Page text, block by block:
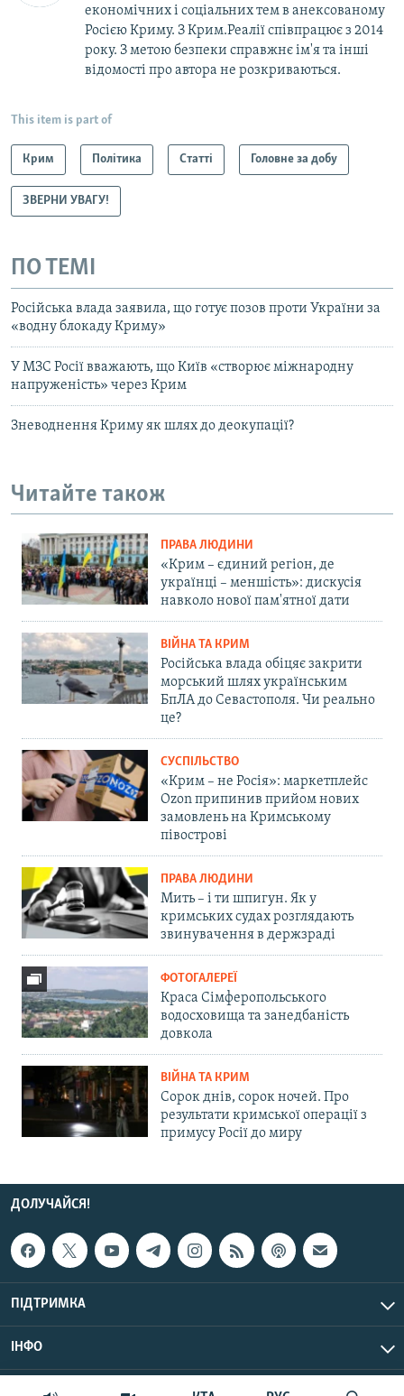
економічних і соціальних тем в анексованому
Росією Криму. З Крим.Реалії співпрацює з 2014
року. З метою безпеки справжнє ім'я та інші
відомості про автора не розкриваються.
This item is part of
Крим Політика Статті Головне за добу
ЗВЕРНИ УВАГУ!
ПО ТЕМІ
Російська влада заявила, що готує позов проти України за
«водну блокаду Криму»
У МЗС Росії вважають, що Київ «створює міжнародну
напруженість» через Крим
Зневоднення Криму як шлях до деокупації?
Читайте також
ПРАВА ЛЮДИНИ
«Крим – єдиний регіон, де
українці – меншість»: дискусія
навколо нової пам'ятної дати
ВІЙНА ТА КРИМ
Російська влада обіцяє закрити
морський шлях українським
БпЛА до Севастополя. Чи реально
це?
СУСПІЛЬСТВО
«Крим – не Росія»: маркетплейс
Ozon припинив прийом нових
замовлень на Кримському
півострові
ПРАВА ЛЮДИНИ
Мить – і ти шпигун. Як у
кримських судах розглядають
звинувачення в держзраді
ФОТОГАЛЕРЕЇ
Краса Сімферопольського
водосховища та занедбаність
довкола
ВІЙНА ТА КРИМ
Сорок днів, сорок ночей. Про
результати кримської операції з
примусу Росії до миру
ДОЛУЧАЙСЯ!
ПІДТРИМКА
ІНФО